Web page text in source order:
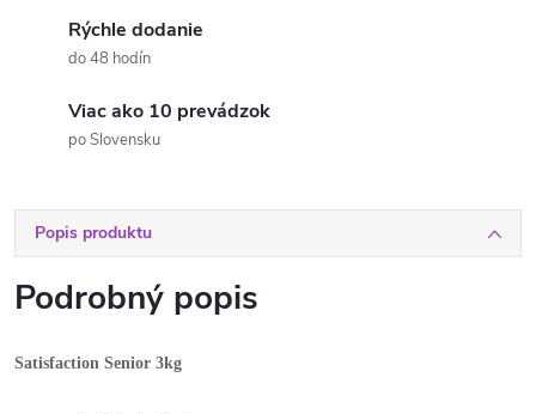
Rýchle dodanie
do 48 hodín
Viac ako 10 prevádzok
po Slovensku
Popis produktu
Podrobný popis
Satisfaction Senior 3kg